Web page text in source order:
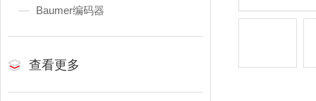
Baumer编码器
查看更多